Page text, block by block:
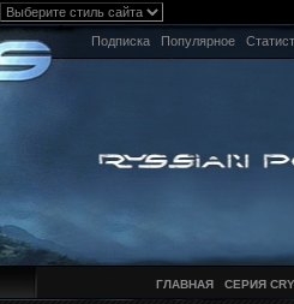
Подписка Популярное
ГЛАВНАЯ СЕРИЯ